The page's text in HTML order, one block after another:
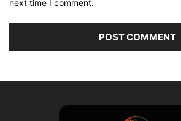
next time I comment.